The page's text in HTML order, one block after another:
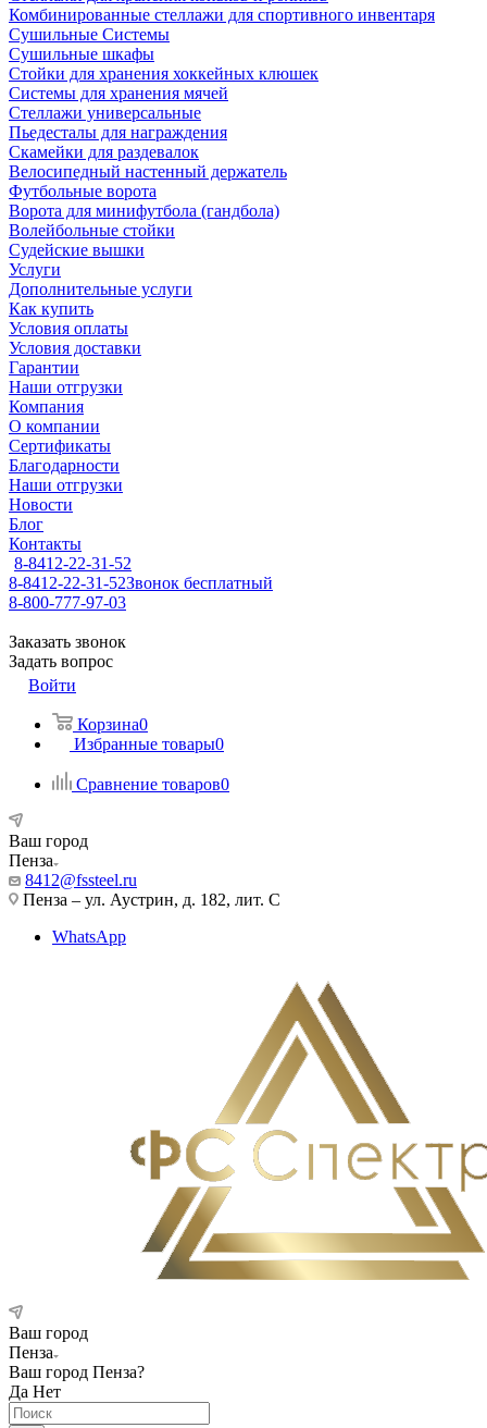
Комбинированные стеллажи для спортивного инвентаря
Сушильные Системы
Сушильные шкафы
Стойки для хранения хоккейных клюшек
Системы для хранения мячей
Стеллажи универсальные
Пьедесталы для награждения
Скамейки для раздевалок
Велосипедный настенный держатель
Футбольные ворота
Ворота для минифутбола (гандбола)
Волейбольные стойки
Судейские вышки
Услуги
Дополнительные услуги
Как купить
Условия оплаты
Условия доставки
Гарантии
Наши отгрузки
Компания
О компании
Сертификаты
Благодарности
Наши отгрузки
Новости
Блог
Контакты
8-8412-22-31-52
8-8412-22-31-52Звонок бесплатный
8-800-777-97-03
Заказать звонок
Задать вопрос
Войти
Корзина0
Избранные товары0
Сравнение товаров0
Ваш город
Пенза
8412@fssteel.ru
Пенза – ул. Аустрин, д. 182, лит. С
WhatsApp
Ваш город
Пенза
Ваш город Пенза?
Да Нет